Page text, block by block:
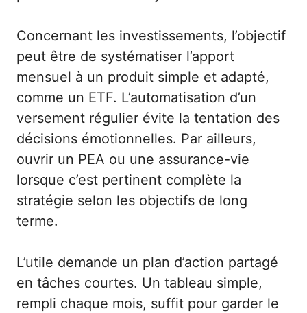
Concernant les investissements, l’objectif
peut être de systématiser l’apport
mensuel à un produit simple et adapté,
comme un ETF. L’automatisation d’un
versement régulier évite la tentation des
décisions émotionnelles. Par ailleurs,
ouvrir un PEA ou une assurance-vie
lorsque c’est pertinent complète la
stratégie selon les objectifs de long
terme.
L’utile demande un plan d’action partagé
en tâches courtes. Un tableau simple,
rempli chaque mois, suffit pour garder le